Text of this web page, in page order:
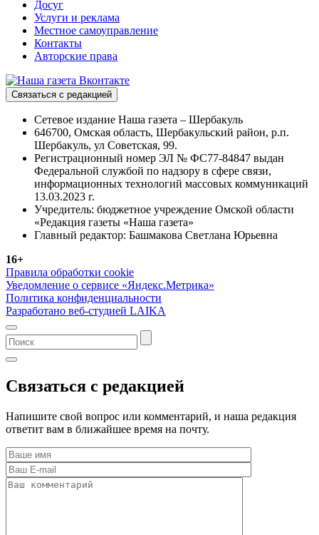
Досуг
Услуги и реклама
Местное самоуправление
Контакты
Авторские права
Связаться с редакцией
Сетевое издание Наша газета – Шербакуль
646700, Омская область, Шербакульский район, р.п.
Шербакуль, ул Советская, 99.
Регистрационный номер ЭЛ № ФС77-84847 выдан
Федеральной службой по надзору в сфере связи,
информационных технологий массовых коммуникаций
13.03.2023 г.
Учредитель: бюджетное учреждение Омской области
«Редакция газеты «Наша газета»
Главный редактор: Башмакова Светлана Юрьевна
16+
Правила обработки cookie
Уведомление о сервисе «Яндекс.Метрика»
Политика конфиденциальности
Разработано веб-студией LAIKA
Связаться с редакцией
Напишите свой вопрос или комментарий, и наша редакция
ответит вам в ближайшее время на почту.